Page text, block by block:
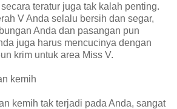
teratur juga tak kalah penting.
V Anda selalu bersih dan segar,
Anda dan pasangan pun
juga harus mencucinya dengan
krim untuk area Miss V.
kemih
kemih tak terjadi pada Anda, sangat